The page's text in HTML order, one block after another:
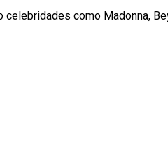
como Madonna,